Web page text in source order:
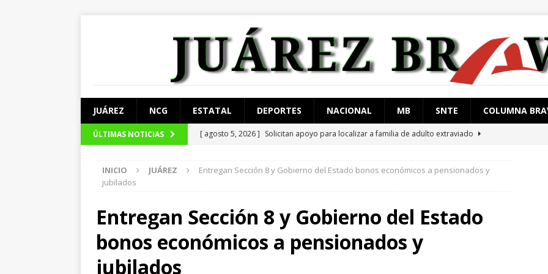
JUÁREZ NCG ESTATAL DEPORTES NACIONAL MB SNTE COLUMNA
ÚLTIMAS NOTICIAS [ agosto 5, 2026 ] Solicitan apoyo para localizar a familia de adulto extraviado
[ agosto 5, 2026 ] Matan al «influencer» César Gastelum en Culiacán
ESTATAL
[ agosto 4, 2026 ]
Lo arrestan con orden de aprehensión vigente
JUÁREZ
[ agosto 5, 2026 ] Arrestan a 4 con arma de fuego JUÁREZ
INICIO JUÁREZ
Entregan Sección 8 y Gobierno del Estado bonos económicos a pensionados y
jubilados
Entregan Sección 8 y Gobierno del Estado
bonos económicos a pensionados y
jubilados